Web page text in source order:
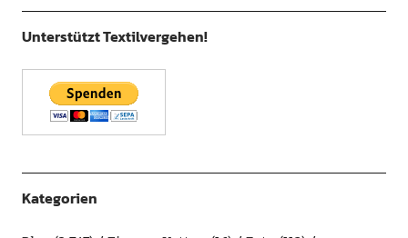
Unterstützt Textilvergehen!
Kategorien